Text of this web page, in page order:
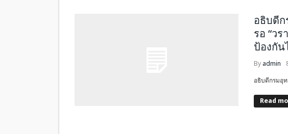
อธิบดีก
รอ “ว
ป้องกัน
By admin
อธิบดีกรมอุ
Read